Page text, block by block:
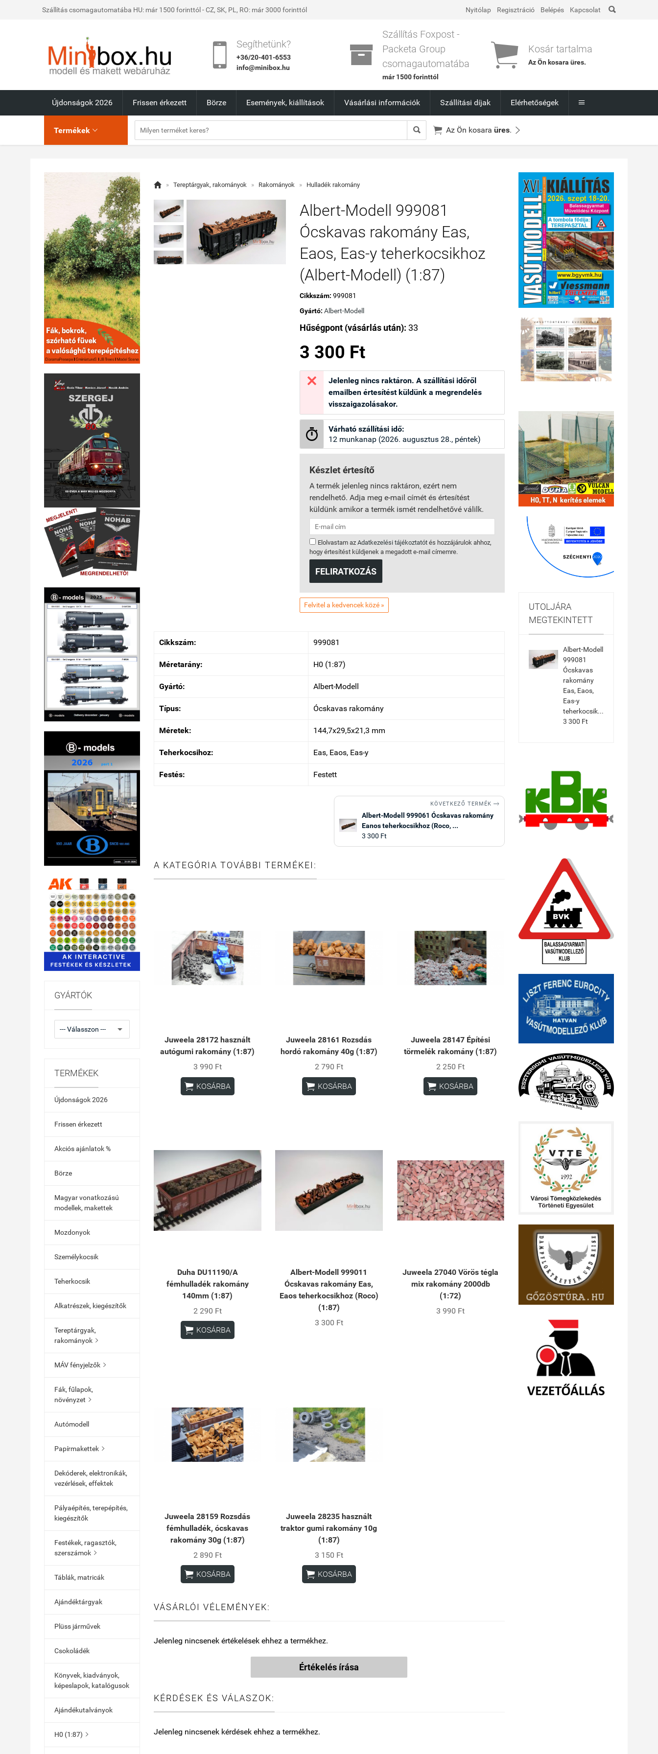
Szállítás csomagautomatába HU: már 1500 forinttól - CZ, SK, PL, RO: már 3000 forinttól Nyitólap Regisztráció Belépés Kapcsolat 
 Segíthetünk?
+36/20-401-6553
info@minibox.hu

Szállítás Foxpost -
Packeta Group
csomagautomatába
már 1500 forinttól
 Kosár tartalma
Az Ön kosaraüres.
Újdonságok 2026 Frissen érkezett Börze Események, kiállítások Vásárlási információk Szállítási díjak Elérhetőségek 
Termékek    Az Ön kosara üres. 
GYÁRTÓK
TERMÉKEK
Újdonságok 2026
Frissen érkezett
Akciós ajánlatok %
Börze
Magyar vonatkozású
modellek, makettek
Mozdonyok
Személykocsik
Teherkocsik
Alkatrészek, kiegészítők
Tereptárgyak,
rakományok 
MÁV fényjelzők 
Fák, fűlapok,
növényzet 
Autómodell
Papírmakettek 
Dekóderek, elektronikák,
vezérlések, effektek
Pályaépítés, terepépítés,
kiegészítők
Festékek, ragasztók,
szerszámok 
Táblák, matricák
Ajándéktárgyak
Plüss járművek
Csokoládék
Könyvek, kiadványok,
képeslapok, katalógusok
Ajándékutalványok
H0 (1:87) 
 » Tereptárgyak, rakományok » Rakományok » Hulladék rakomány
Albert-Modell 999081
Ócskavas rakomány Eas,
Eaos, Eas-y teherkocsikhoz
(Albert-Modell) (1:87)
Cikkszám: 999081
Gyártó: Albert-Modell
Hűségpont (vásárlás után): 33
3 300 Ft

Jelenleg nincs raktáron. A szállítási időről
emailben értesítést küldünk a megrendelés
visszaigazolásakor.

Várható szállítási idő:
12 munkanap (2026. augusztus 28., péntek)
Készlet értesítő
A termék jelenleg nincs raktáron, ezért nem
rendelhető. Adja meg e-mail címét és értesítést
küldünk amikor a termék ismét rendelhetővé válilk.
Elolvastam az Adatkezelési tájékoztatótés hozzájárulok ahhoz,
hogy értesítést küldjenek a megadott e-mail címemre.
FELIRATKOZÁS
Felvitel a kedvencek közé »
Cikkszám: 999081
Méretarány: H0 (1:87)
Gyártó: Albert-Modell
Típus: Ócskavas rakomány
Méretek: 144,7x29,5x21,3 mm
Teherkocsihoz: Eas, Eaos, Eas-y
Festés: Festett
KÖVETKEZŐ TERMÉK 
Albert-Modell 999061 Ócskavas rakomány
Eanos teherkocsikhoz (Roco, ...
3 300 Ft
A KATEGÓRIA TOVÁBBI TERMÉKEI:
Juweela 28172 használt
autógumi rakomány (1:87)
3 990 Ft
 KOSÁRBA
Juweela 28161 Rozsdás
hordó rakomány 40g (1:87)
2 790 Ft
 KOSÁRBA
Juweela 28147 Építési
törmelék rakomány (1:87)
2 250 Ft
 KOSÁRBA
Duha DU11190/A
fémhulladék rakomány
140mm (1:87)
2 290 Ft
 KOSÁRBA
Albert-Modell 999011
Ócskavas rakomány Eas,
Eaos teherkocsikhoz (Roco)
(1:87)
3 300 Ft
Juweela 27040 Vörös tégla
mix rakomány 2000db
(1:72)
3 990 Ft
Juweela 28159 Rozsdás
fémhulladék, ócskavas
rakomány 30g (1:87)
2 890 Ft
 KOSÁRBA
Juweela 28235 használt
traktor gumi rakomány 10g
(1:87)
3 150 Ft
 KOSÁRBA
VÁSÁRLÓI VÉLEMÉNYEK:
Jelenleg nincsenek értékelések ehhez a termékhez.
Értékelés írása
KÉRDÉSEK ÉS VÁLASZOK:
Jelenleg nincsenek kérdések ehhez a termékhez.
UTOLJÁRA
MEGTEKINTETT
Albert-Modell
999081
Ócskavas
rakomány
Eas, Eaos,
Eas-y
teherkocsik...
3 300 Ft